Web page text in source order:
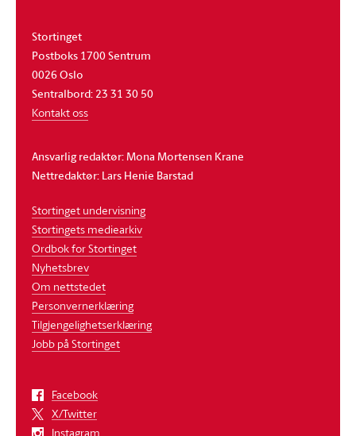
Stortinget
Postboks 1700 Sentrum
0026 Oslo
Sentralbord: 23 31 30 50
Kontakt oss
Ansvarlig redaktør: Mona Mortensen Krane
Nettredaktør: Lars Henie Barstad
Stortinget undervisning
Stortingets mediearkiv
Ordbok for Stortinget
Nyhetsbrev
Om nettstedet
Personvernerklæring
Tilgjengelighetserklæring
Jobb på Stortinget
Facebook
X/Twitter
Instagram